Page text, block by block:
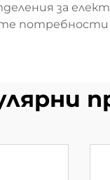
за
потребности